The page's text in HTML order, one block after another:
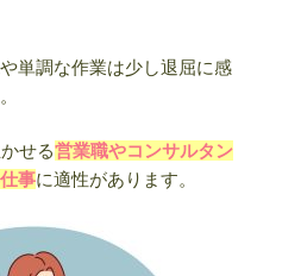
単調な作業は少し退屈に感
せる営業職やコンサルタン
事に適性があります。